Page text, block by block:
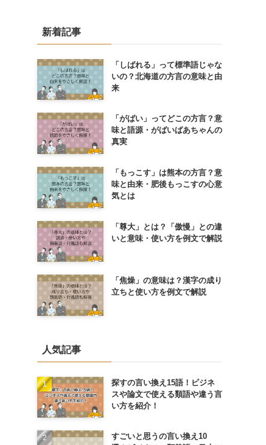
新着記事
「しばれる」って標準語じゃな
いの？北海道の方言の意味と由
来
「がばい」ってどこの方言？意
味と語源・がばいばあちゃんの
真実
「もっこす」は熊本の方言？意
味と由来・肥後もっこすの心意
気とは
「尊大」とは？「傲慢」との違
いと意味・使い方を例文で解説
「焦燥」の意味は？漢字の成り
立ちと使い方を例文で解説
人気記事
探すの言い換え15語！ビジネ
スや論文で使える類語や違う言
い方を紹介！
すごいと思うの言い換え10